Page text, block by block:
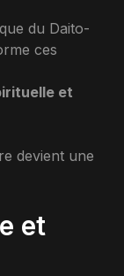
du Daito-
ces
et
devient une
et